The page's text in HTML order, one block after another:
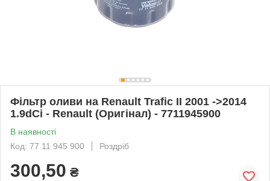
Фільтр оливи на Renault Trafic II 2001 ->2014
1.9dCi - Renault (Оригінал) - 7711945900
В наявності
Код: 77 11 945 900
Роздріб
300,50 ₴